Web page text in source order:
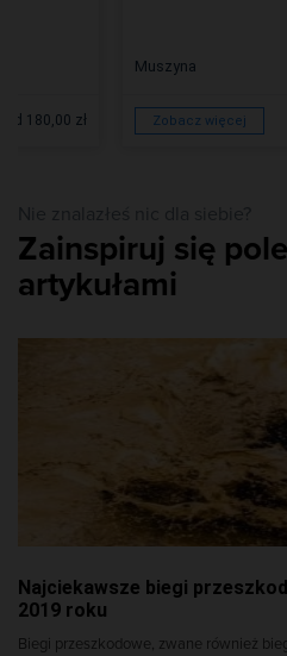
od 180,00 zł
Muszyna
Zobacz więcej
Zainspiruj się
artykułami
Najciekawsze biegi
2019 roku
Biegi przeszkodowe, zwane również